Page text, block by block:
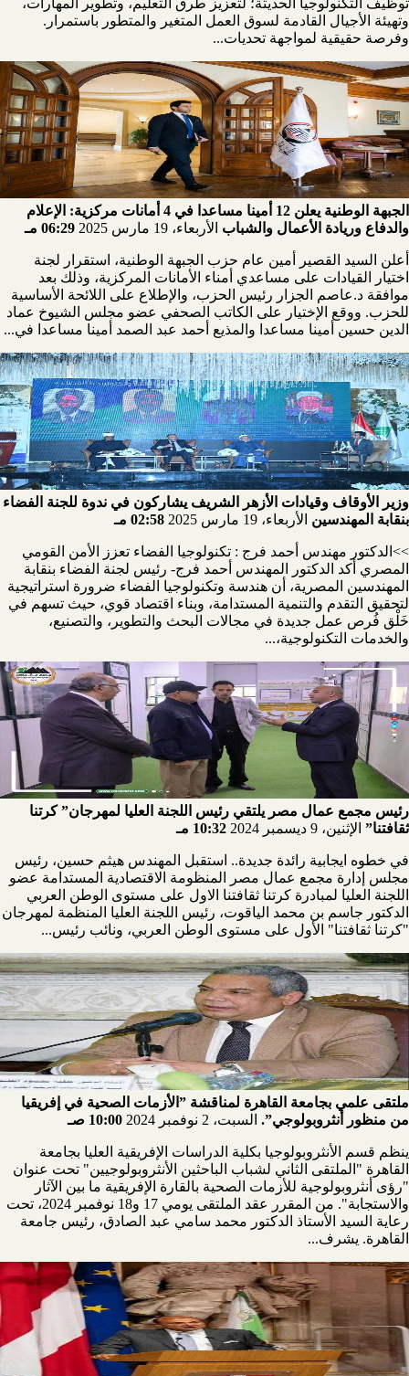
وتهيئة الأجيال القادمة لسوق العمل المتغير والمتطور باستمرار.
وفرصة حقيقية لمواجهة تحديات...
الجبهة الوطنية يعلن 12 أمينا مساعدا في 4 أمانات مركزية: الإعلام
والدفاع وريادة الأعمال والشباب الأربعاء، 19 مارس 2025 06:29 مـ
أعلن السيد القصير أمين عام حزب الجبهة الوطنية، استقرار لجنة
اختيار القيادات على مساعدي أمناء الأمانات المركزية، وذلك بعد
موافقة د.عاصم الجزار رئيس الحزب، والإطلاع على اللائحة الأساسية
للحزب. ووقع الإختيار على الكاتب الصحفي عضو مجلس الشيوخ عماد
الدين حسين أمينا مساعدا والمذيع أحمد عبد الصمد أمينا مساعدا في...
وزير الأوقاف وقيادات الأزهر الشريف يشاركون في ندوة للجنة الفضاء
بنقابة المهندسين الأربعاء، 19 مارس 2025 02:58 مـ
>>الدكتور مهندس أحمد فرج : تكنولوجيا الفضاء تعزز الأمن القومي
المصري أكد الدكتور المهندس أحمد فرج- رئيس لجنة الفضاء بنقابة
المهندسين المصرية، أن هندسة وتكنولوجيا الفضاء ضرورة استراتيجية
لتحقيق التقدم والتنمية المستدامة، وبناء اقتصاد قوي، حيث تسهم في
خَلْق فُرص عمل جديدة في مجالات البحث والتطوير، والتصنيع،
والخدمات التكنولوجية،...
رئيس مجمع عمال مصر يلتقي رئيس اللجنة العليا لمهرجان” كرتنا
ثقافتنا” الإثنين، 9 ديسمبر 2024 10:32 مـ
في خطوه ايجابية رائدة جديدة.. استقبل المهندس هيثم حسين، رئيس
مجلس إدارة مجمع عمال مصر المنظومة الاقتصادية المستدامة عضو
اللجنة العليا لمبادرة كرتنا ثقافتنا الاول على مستوى الوطن العربي
الدكتور جاسم بن محمد الياقوت، رئيس اللجنة العليا المنظمة لمهرجان
"كرتنا ثقافتنا" الأول على مستوى الوطن العربي، ونائب رئيس...
ملتقى علمي بجامعة القاهرة لمناقشة ”الأزمات الصحية في إفريقيا
من منظور أنثروبولوجي”. السبت، 2 نوفمبر 2024 10:00 صـ
ينظم قسم الأنثروبولوجيا بكلية الدراسات الإفريقية العليا بجامعة
القاهرة "الملتقى الثاني لشباب الباحثين الأنثروبولوجيين" تحت عنوان
"رؤى أنثروبولوجية للأزمات الصحية بالقارة الإفريقية ما بين الآثار
والاستجابة". من المقرر عقد الملتقى يومي 17 و18 نوفمبر 2024، تحت
رعاية السيد الأستاذ الدكتور محمد سامي عبد الصادق، رئيس جامعة
القاهرة. يشرف...